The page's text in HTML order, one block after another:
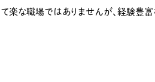
楽な職場ではありませんが、経験豊